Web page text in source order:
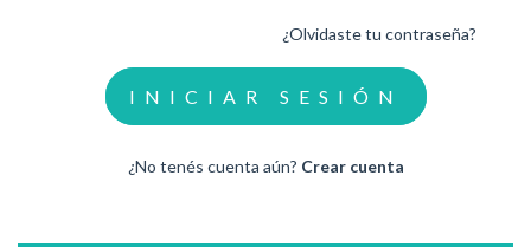
¿Olvidaste tu contraseña?
¿No tenés cuenta aún? Crear cuenta